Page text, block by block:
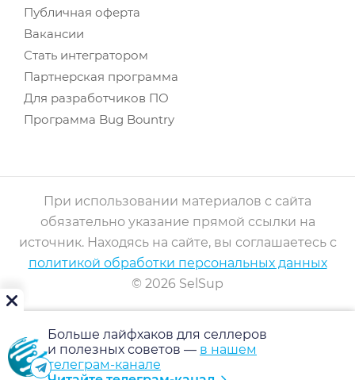
Публичная оферта
Вакансии
Стать интегратором
Партнерская программа
Для разработчиков ПО
Программа Bug Bountry
При использовании материалов с сайта
обязательно указание прямой ссылки на
источник. Находясь на сайте, вы соглашаетесь с
политикой обработки персональных данных
© 2026 SelSup
Больше лайфхаков для селлеров
и полезных советов — в нашем
телеграм-канале